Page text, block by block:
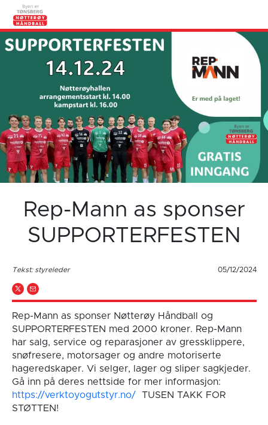
Rep-Mann as sponser
SUPPORTERFESTEN
Tekst: styreleder 05/12/2024
Rep-Mann as sponser Nøtterøy Håndball og
SUPPORTERFESTEN med 2000 kroner. Rep-Mann
har salg, service og reparasjoner av gressklippere,
snøfresere, motorsager og andre motoriserte
hageredskaper. Vi selger, lager og sliper sagkjeder.
Gå inn på deres nettside for mer informasjon:
https://verktoyogutstyr.no/ TUSEN TAKK FOR
STØTTEN!